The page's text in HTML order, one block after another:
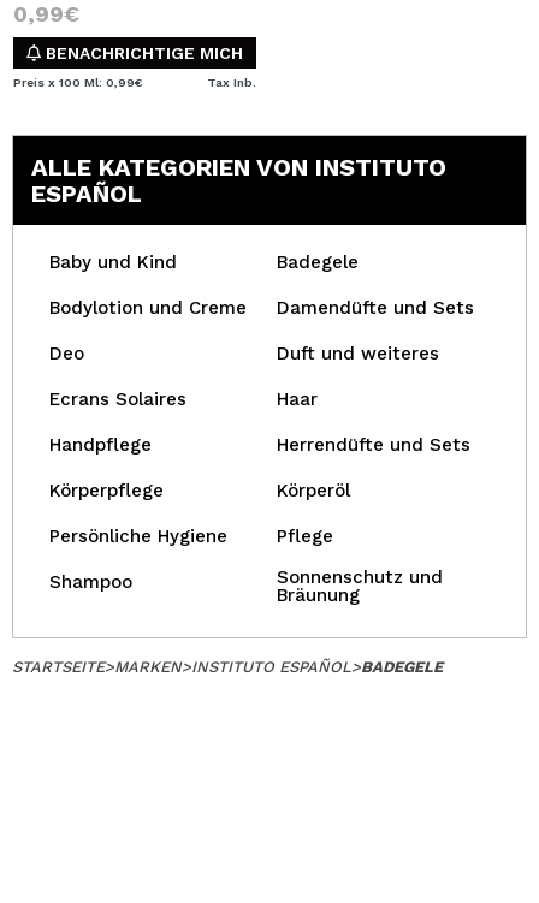
0,99€
BENACHRICHTIGE MICH
Preis x 100 Ml: 0,99€ Tax Inb.
ALLE KATEGORIEN VON INSTITUTO
ESPAÑOL
Baby und Kind Badegele
Bodylotion und Creme Damendüfte und Sets
Deo Duft und weiteres
Ecrans Solaires Haar
Handpflege Herrendüfte und Sets
Körperpflege Körperöl
Persönliche Hygiene Pflege
Shampoo
Sonnenschutz und
Bräunung
STARTSEITE>MARKEN>INSTITUTO ESPAÑOL>BADEGELE